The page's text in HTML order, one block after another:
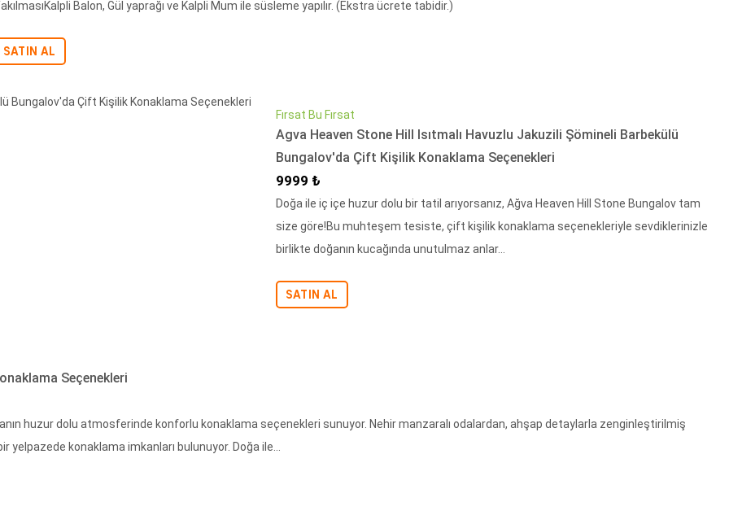
Balon, Gül yaprağı ve Kalpli Mum ile süsleme yapılır. (Ekstra ücrete tabidir.)
SATIN AL
Fırsat Bu Fırsat
Agva Heaven Stone Hill Isıtmalı Havuzlu Jakuzili Şömineli Barbekülü
Bungalov'da Çift Kişilik Konaklama Seçenekleri
İndirimli Fiyat
9999 ₺
Doğa ile iç içe huzur dolu bir tatil arıyorsanız, Ağva Heaven Hill Stone Bungalov tam
size göre!Bu muhteşem tesiste, çift kişilik konaklama seçenekleriyle sevdiklerinizle
birlikte doğanın kucağında unutulmaz anlar...
SATIN AL
Seçenekleri
huzur dolu atmosferinde konforlu konaklama seçenekleri sunuyor. Nehir manzaralı odalardan, ahşap detaylarla zenginleştirilmiş
yelpazede konaklama imkanları bulunuyor. Doğa ile...